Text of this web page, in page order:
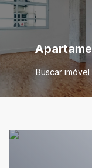
Buscar imóvel